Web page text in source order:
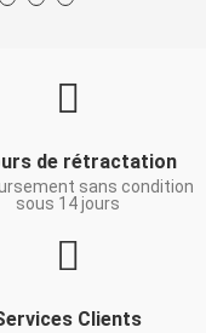
de rétractation
sans condition
sous 14 jours
Clients